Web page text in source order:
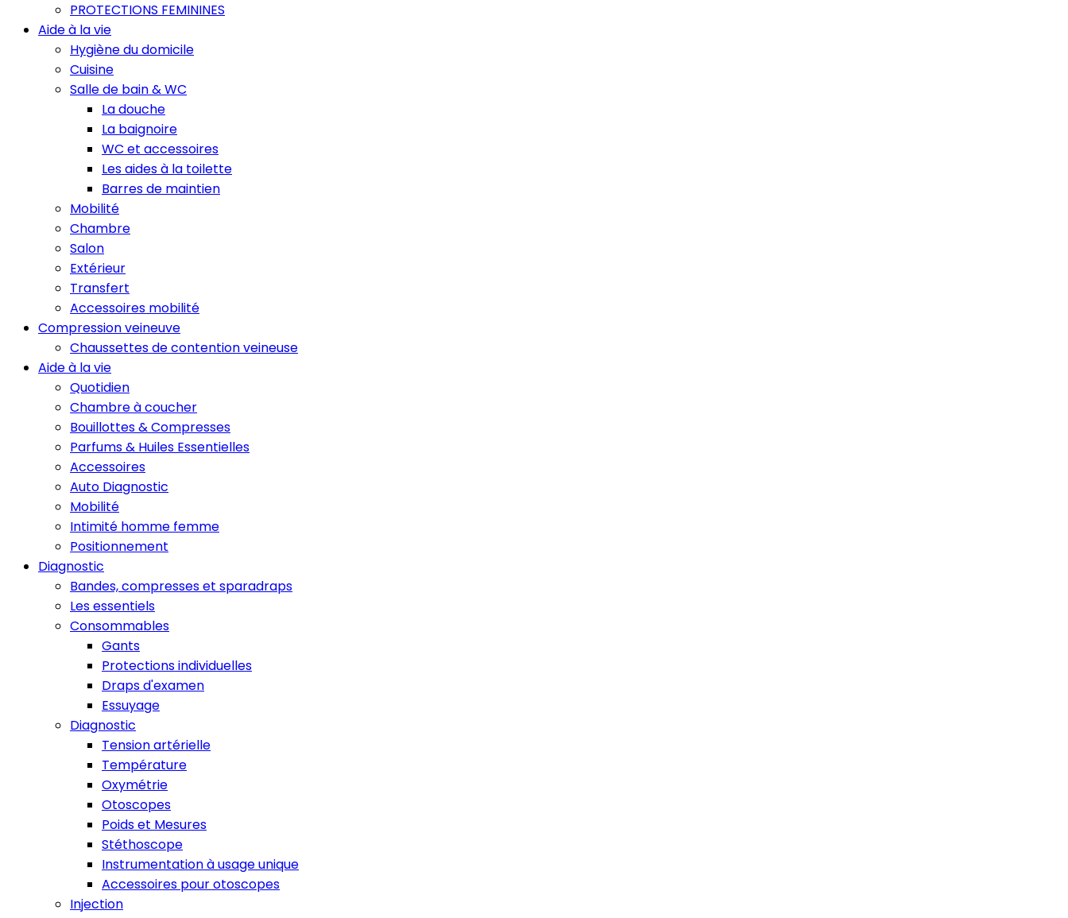
PROTECTIONS FEMININES
Aide à la vie
Hygiène du domicile
Cuisine
Salle de bain & WC
La douche
La baignoire
WC et accessoires
Les aides à la toilette
Barres de maintien
Mobilité
Chambre
Salon
Extérieur
Transfert
Accessoires mobilité
Compression veineuve
Chaussettes de contention veineuse
Aide à la vie
Quotidien
Chambre à coucher
Bouillottes & Compresses
Parfums & Huiles Essentielles
Accessoires
Auto Diagnostic
Mobilité
Intimité homme femme
Positionnement
Diagnostic
Bandes, compresses et sparadraps
Les essentiels
Consommables
Gants
Protections individuelles
Draps d'examen
Essuyage
Diagnostic
Tension artérielle
Température
Oxymétrie
Otoscopes
Poids et Mesures
Stéthoscope
Instrumentation à usage unique
Accessoires pour otoscopes
Injection